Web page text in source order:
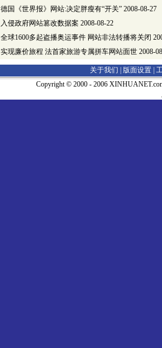
德国《世界报》网站:决定胖瘦有“开关” 2008-08-27
入侵政府网站篡改数据案 2008-08-22
全球1600多起盗播奥运事件 网站非法转播将关闭
实现廉价旅程 法首家旅游专属拼车网站面世 2008-
关于我们 | 版面设置
Copyright © 2000 - 2006